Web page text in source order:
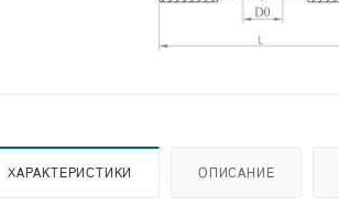
ХАРАКТЕРИСТИКИ ОПИСАНИЕ